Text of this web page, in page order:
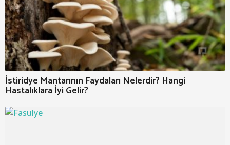
İstiridye Mantarının Faydaları Nelerdir? Hangi
Hastalıklara İyi Gelir?